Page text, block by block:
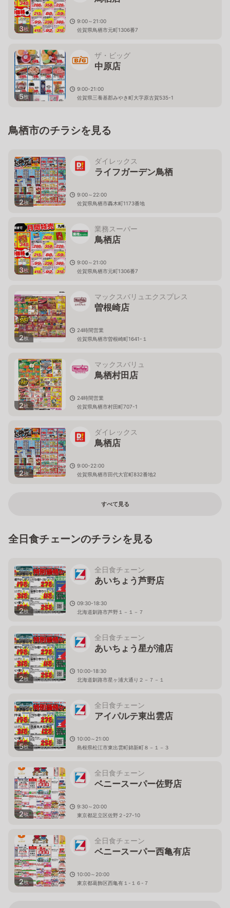
3枚
9:00～21:00
佐賀県鳥栖市元町1306番7
5枚
ザ・ビッグ
中原店
9:00-21:00
佐賀県三養基郡みやき町大字原古賀535-1
鳥栖市のチラシを見る
2枚
ダイレックス
ライフガーデン鳥栖
9:00～22:00
佐賀県鳥栖市轟木町1173番地
3枚
業務スーパー
鳥栖店
9:00～21:00
佐賀県鳥栖市元町1306番7
2枚
マックスバリュエクスプレス
曽根崎店
24時間営業
佐賀県鳥栖市曽根崎町1641-１
2枚
マックスバリュ
鳥栖村田店
24時間営業
佐賀県鳥栖市村田町707-1
2枚
ダイレックス
鳥栖店
9:00-22:00
佐賀県鳥栖市田代大官町832番地2
すべて見る
全日食チェーンのチラシを見る
2枚
全日食チェーン
あいちょう芦野店
09:30-18:30
北海道釧路市芦野１－１－７
2枚
全日食チェーン
あいちょう星が浦店
10:00-18:30
北海道釧路市星ヶ浦大通り２－７－１
5枚
全日食チェーン
アイパルテ東出雲店
10:00～21:00
島根県松江市東出雲町錦新町８－１－３
2枚
全日食チェーン
ベニースーパー佐野店
9:30～20:00
東京都足立区佐野２-27-10
2枚
全日食チェーン
ベニースーパー西亀有店
10:00～20:00
東京都葛飾区西亀有１-１６-７